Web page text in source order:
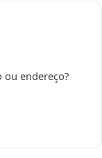
ou endereço?